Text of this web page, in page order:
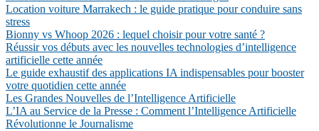
Location voiture Marrakech : le guide pratique pour conduire sans
stress
Bionny vs Whoop 2026 : lequel choisir pour votre santé ?
Réussir vos débuts avec les nouvelles technologies d’intelligence
artificielle cette année
Le guide exhaustif des applications IA indispensables pour booster
votre quotidien cette année
Les Grandes Nouvelles de l’Intelligence Artificielle
L’IA au Service de la Presse : Comment l’Intelligence Artificielle
Révolutionne le Journalisme